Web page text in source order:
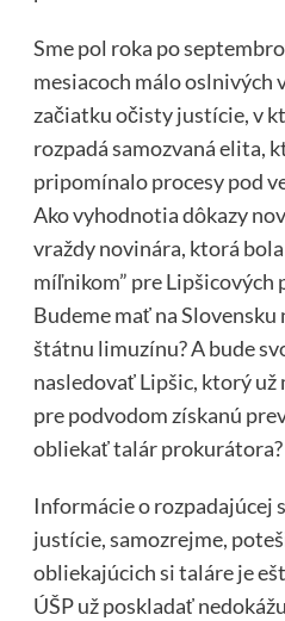
Sme pol roka po
mesiacoch málo oslnivých
začiatku očisty justície, v
rozpadá samozvaná elita,
pripomínalo procesy pod
Ako vyhodnotia dôkazy
vraždy novinára, ktorá
míľnikom” pre
Budeme mať na Slovensku
štátnu limuzínu? A bude
nasledovať Lipšic, ktorý už
pre podvodom získanú
obliekať talár prokurátora?
Informácie o rozpadajúcej
justície, samozrejme,
obliekajúcich si taláre je
ÚŠP už poskladať